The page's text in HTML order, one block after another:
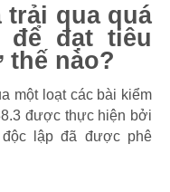
trải qua quá
để đạt tiêu
thế nào?
một loạt các bài kiểm
được thực hiện bởi
độc lập đã được phê